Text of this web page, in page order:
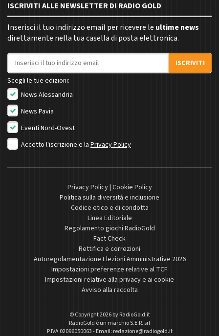
ISCRIVITI ALLE NEWSLETTER DI RADIO GOLD
Inserisci il tuo indirizzo email per ricevere le ultime news
direttamente nella tua casella di posta elettronica.
Indirizzo email
ISCRIVITI
Scegli le tue edizioni:
News Alessandria
News Pavia
Eventi Nord-Ovest
Accetto l'iscrizione e la Privacy Policy
Privacy Policy| Cookie Policy
Politica sulla diversità e inclusione
Codice etico e di condotta
Linea Editoriale
Regolamento giochi RadioGold
Fact Check
Rettifica e correzioni
Autoregolamentazione Elezioni Amministrative 2026
Impostazioni preferenze relative al TCF
Impostazioni relative alla privacy e ai cookie
Avviso alla raccolta
© Copyright 2026 byRadioGold.it
RadioGold è un marchio S.E.R. srl
P.IVA 02096050063 - Email: redazione@radiogold.it